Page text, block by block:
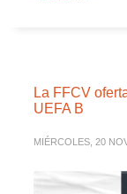
La FFCV
UEFA B
MIÉRCOLES, 20